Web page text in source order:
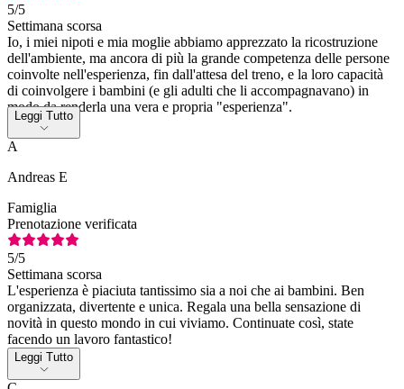
5/5
Settimana scorsa
Io, i miei nipoti e mia moglie abbiamo apprezzato la ricostruzione
dell'ambiente, ma ancora di più la grande competenza delle persone
coinvolte nell'esperienza, fin dall'attesa del treno, e la loro capacità
di coinvolgere i bambini (e gli adulti che li accompagnavano) in
modo da renderla una vera e propria "esperienza".
Leggi Tutto
A
Andreas E
Famiglia
Prenotazione verificata
5/5
Settimana scorsa
L'esperienza è piaciuta tantissimo sia a noi che ai bambini. Ben
organizzata, divertente e unica. Regala una bella sensazione di
novità in questo mondo in cui viviamo. Continuate così, state
facendo un lavoro fantastico!
Leggi Tutto